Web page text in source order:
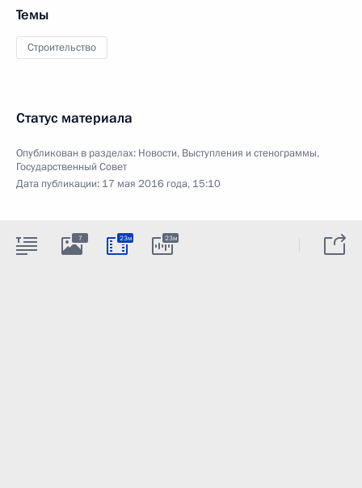
Темы
Строительство
Статус материала
Опубликован в разделах: Новости, Выступления и стенограммы,
Государственный Совет
Дата публикации: 17 мая 2016 года, 15:10
7 23м 23м